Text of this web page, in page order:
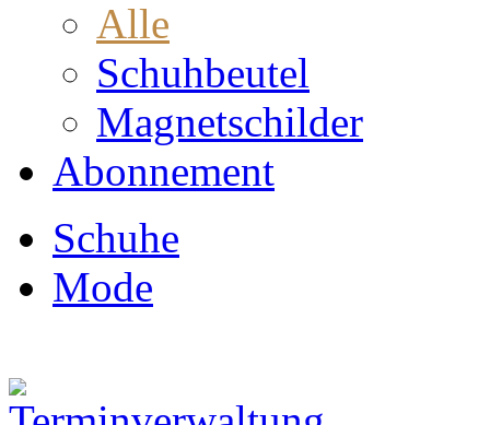
Alle
Schuhbeutel
Magnetschilder
Abonnement
Schuhe
Mode